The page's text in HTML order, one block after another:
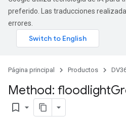
preferido. Las traducciones
errores.
Página principal Productos
Method: floodlight
bookmark_border